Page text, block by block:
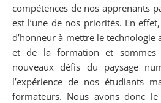
compétences de nos apprenants
est l’une de nos priorités. En
d’honneur à mettre le technologie
et de la formation et sommes
nouveaux défis du paysage
l’expérience de nos étudiants
formateurs. Nous avons donc le